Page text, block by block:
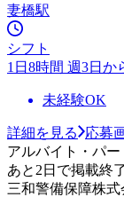
妻橋駅
シフト
1日8時間 週3日か
未経験OK
詳細を見る
応募
アルバイト・パー
あと2日で掲載終
三和警備保障株